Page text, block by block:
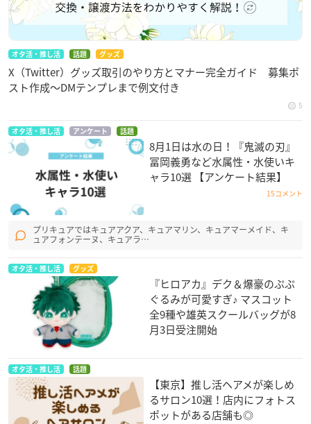
オタ活・推し活 話題 グッズ
X（Twitter）グッズ取引のやり方とマナー完全ガイド 募集ポ
スト作成〜DMテンプレまで例文付き
5
オタ活・推し活 アンケート 話題
8月1日は水の日！『鬼滅の刃』
冨岡義勇など水属性・水使いキ
ャラ10選 【アンケート結果】
15コメント
プリキュアではキュアアクア、キュアマリン、キュアマーメイド、キ
ュアフォンテーヌ、キュアラ…
オタ活・推し活 グッズ
『ヒロアカ』デク＆爆豪のぷぷ
ぐるみが可愛すぎ♪ マスコット
全9種や雄英スクールバッグが8
月3日受注開始
オタ活・推し活 話題
【東京】推し活ヘアメが楽しめ
るサロン10選！店内にフォトス
ポットがある店舗も◎